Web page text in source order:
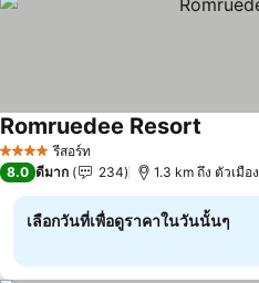
4 ดาว รีสอร์ท
Romruedee Resort
8.0 ดีมาก 234 1.3 km ถึง ตัวเมือง
เลือกวันที่เพื่อดูราคาในวันนั้นๆ